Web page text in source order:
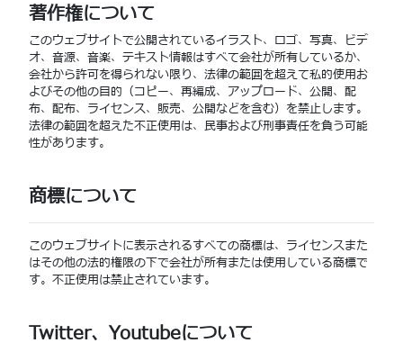
著作権について
このウェブサイトで公開されているイラスト、ロゴ、写真、ビデ
オ、音源、音楽、テキスト情報はすべて会社が所有しているか、
会社から許可を得られない限り、法律の範囲を超えて私的使用お
よびその他の目的（コピー、再編成、アップロード、公開、配
布、配布、ライセンス、販売、公開などを含む）を禁止します。
法律の範囲を超えた不正使用は、民事および刑事責任を負う可能
性があります。
商標について
このウェブサイトに表示されるすべての商標は、ライセンスまた
はその他の法的権限の下で会社が所有または使用している商標で
す。不正使用は禁止されています。
Twitter、Youtubeについて